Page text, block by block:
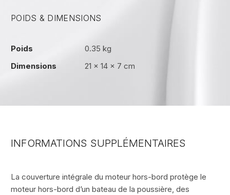
POIDS & DIMENSIONS
Poids
0.35 kg
Dimensions
21 × 14 × 7 cm
INFORMATIONS SUPPLÉMENTAIRES
La couverture intégrale du moteur hors-bord protège le
moteur hors-bord d’un bateau de la poussière, des